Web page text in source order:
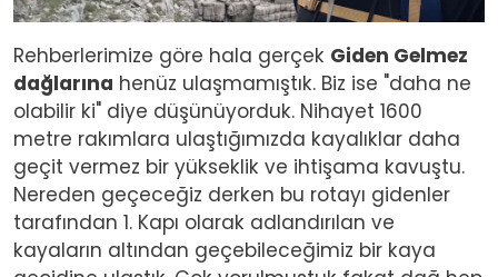
Rehberlerimize göre hala gerçek Giden Gelmez
dağlarına henüz ulaşmamıştık. Biz ise "daha ne
olabilir ki" diye düşünüyorduk. Nihayet 1600
metre rakımlara ulaştığımızda kayalıklar daha
geçit vermez bir yükseklik ve ihtişama kavuştu.
Nereden geçeceğiz derken bu rotayı gidenler
tarafından 1. Kapı olarak adlandırılan ve
kayaların altından geçebileceğimiz bir kaya